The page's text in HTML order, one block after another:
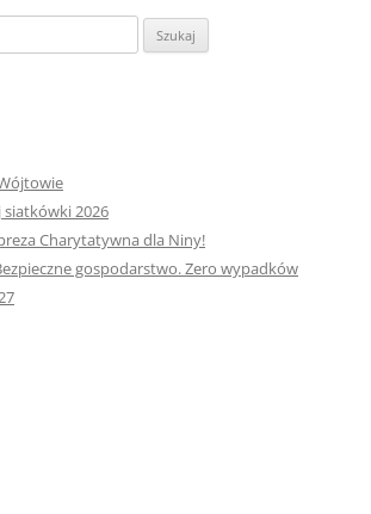
2026
Charytatywna dla Niny!
gospodarstwo. Zero wypadków